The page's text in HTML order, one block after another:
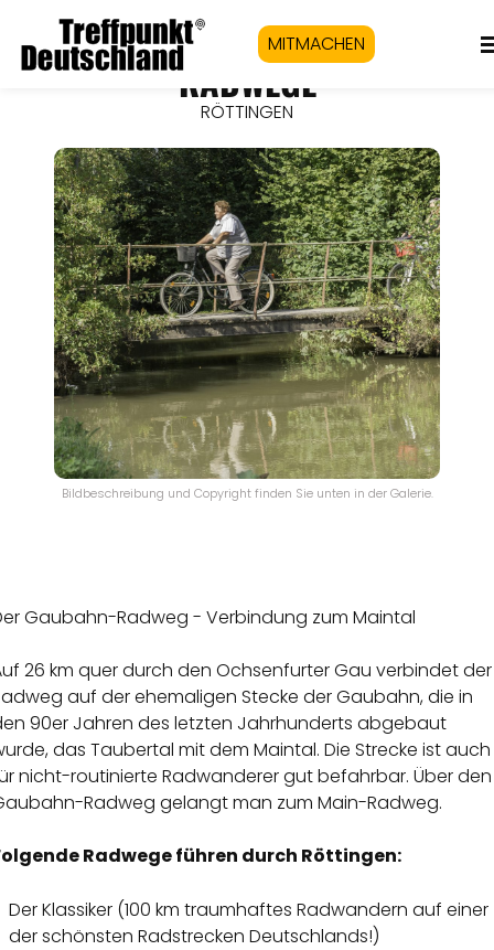
MITMACHEN
RADWEGE
RÖTTINGEN
Bildbeschreibung und Copyright finden Sie unten in der Galerie.
Gaubahn-Radweg - Verbindung zum Maintal
26 km quer durch den Ochsenfurter Gau verbindet der
auf der ehemaligen Stecke der Gaubahn, die in
90er Jahren des letzten Jahrhunderts abgebaut
das Taubertal mit dem Maintal. Die Strecke ist auch
nicht-routinierte Radwanderer gut befahrbar. Über den
Radweg gelangt man zum Main-Radweg.
Radwege führen durch Röttingen:
Der Klassiker (100 km traumhaftes Radwandern auf einer
der schönsten Radstrecken Deutschlands!)